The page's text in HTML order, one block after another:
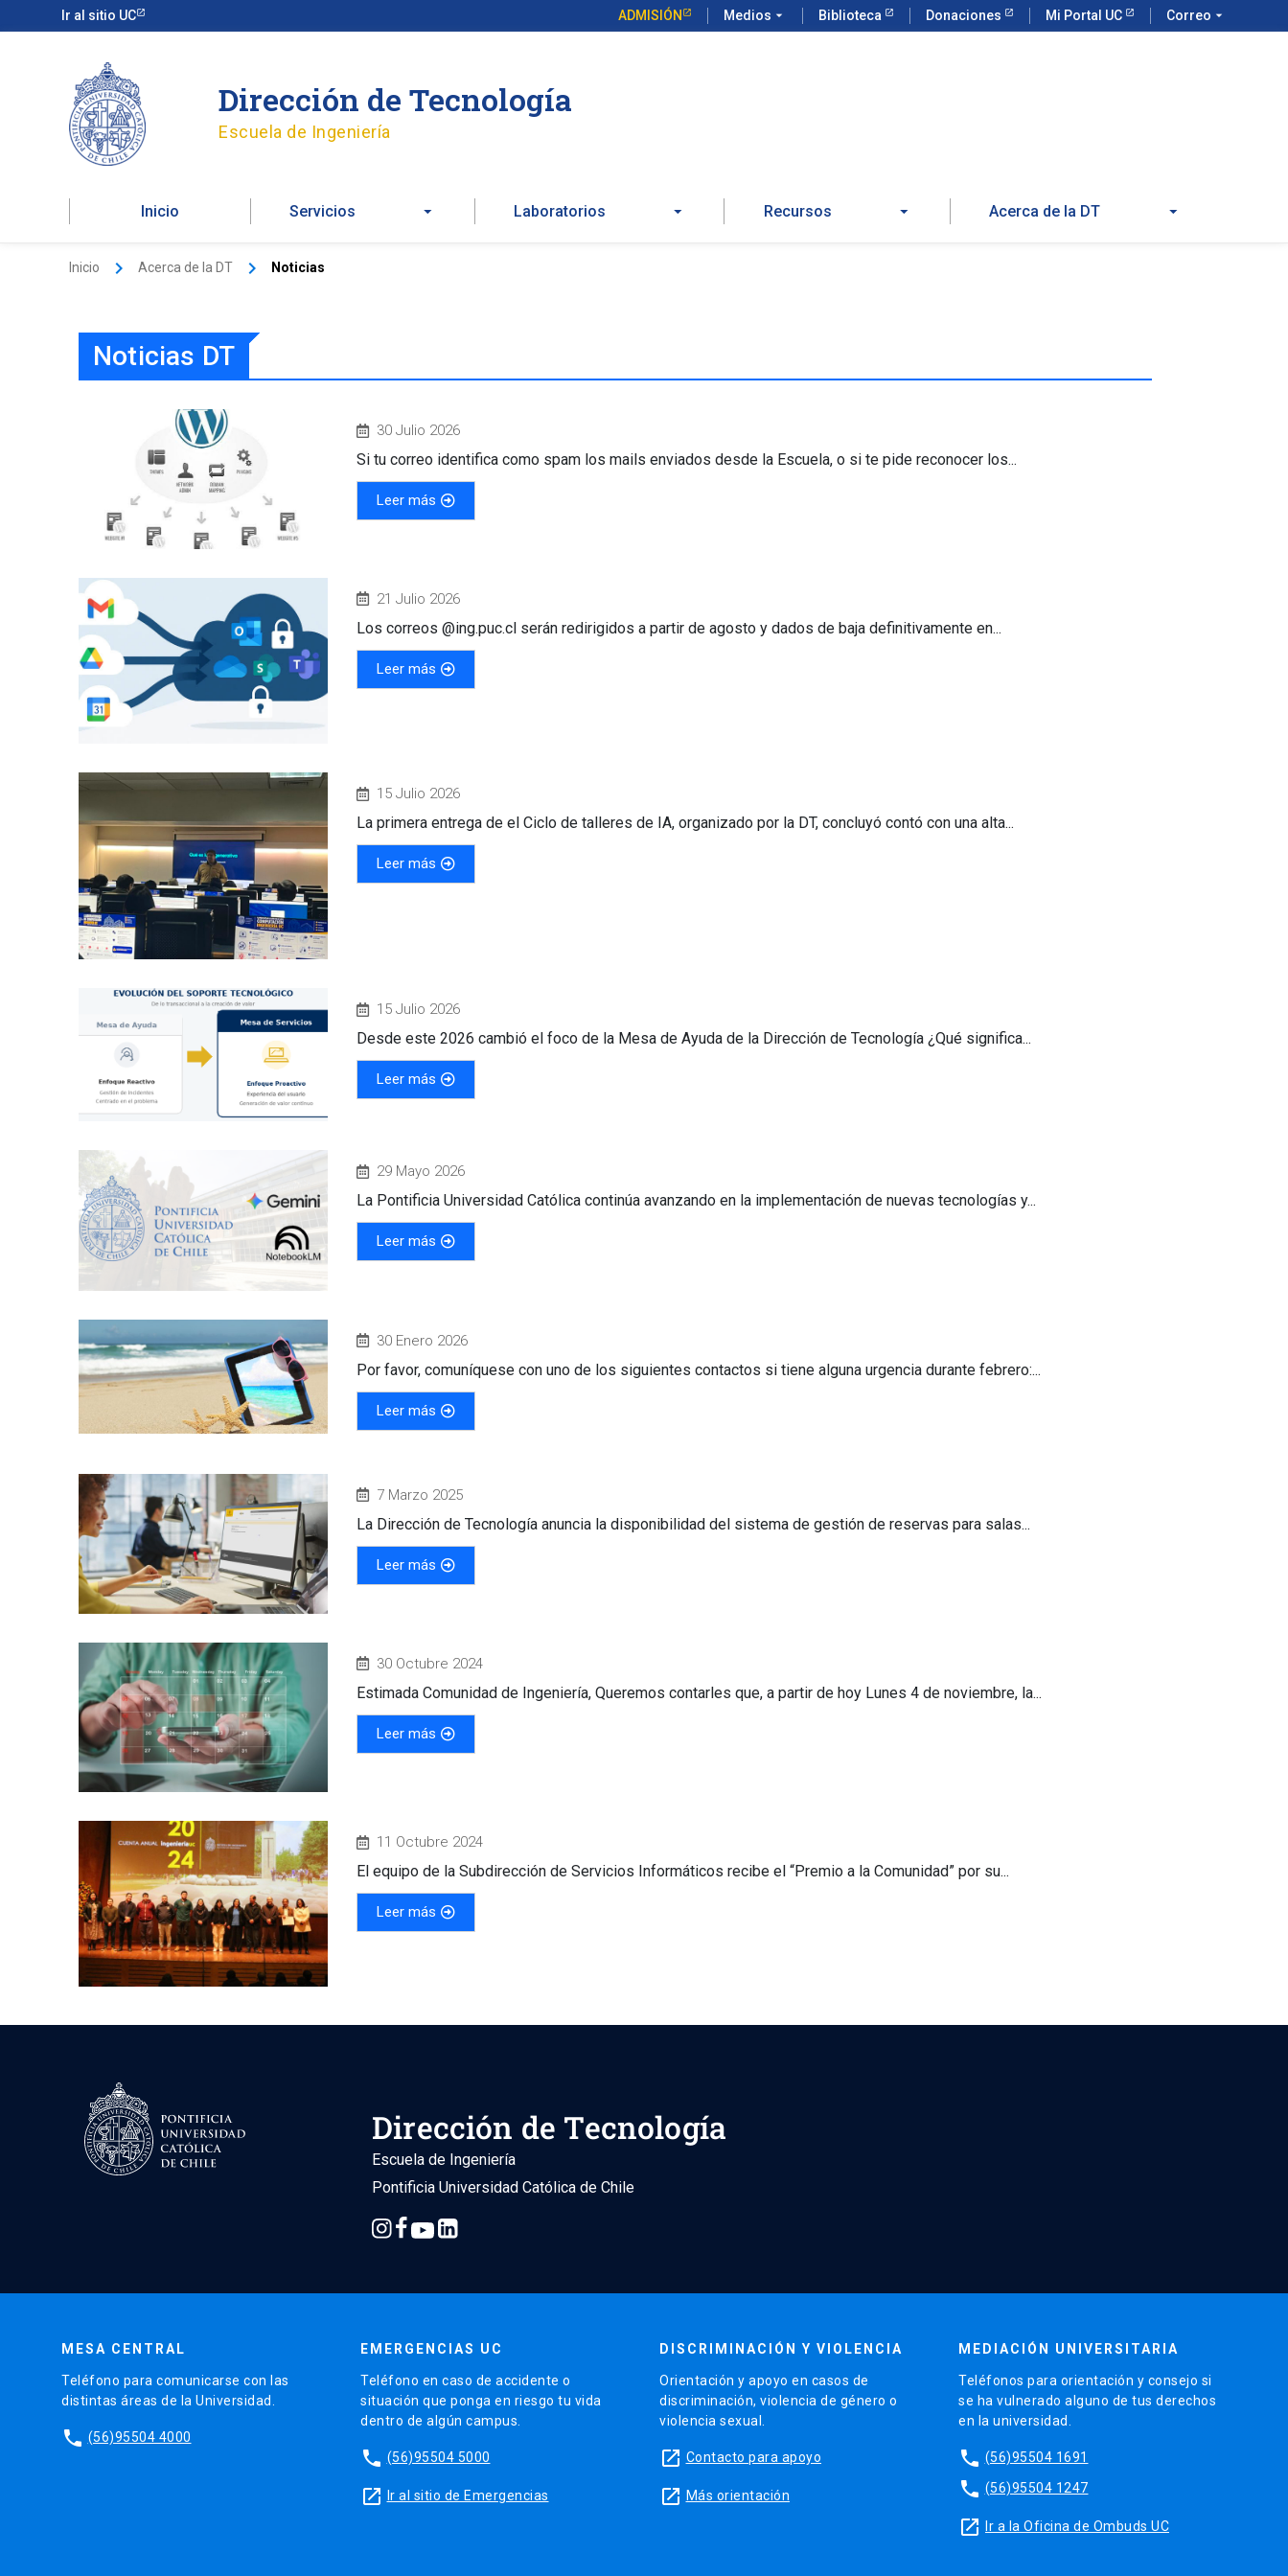
Ir al sitio UC ADMISIÓN Medios arrow_drop_down Biblioteca Donaciones Mi Portal UC Correo arrow_drop_down
al
Dirección de Tecnología
Escuela de Ingeniería
Inicio Servicios Laboratorios Recursos Acerca de la DT
Inicio Acerca de la DT Noticias
Noticias DT
30 Julio 2026
Si tu correo identifica como spam los mails enviados desde la Escuela, o si te pide reconocer los...
Leer más
21 Julio 2026
Los correos @ing.puc.cl serán redirigidos a partir de agosto y dados de baja definitivamente en...
Leer más
15 Julio 2026
La primera entrega de el Ciclo de talleres de IA, organizado por la DT, concluyó contó con una alta...
Leer más
15 Julio 2026
Desde este 2026 cambió el foco de la Mesa de Ayuda de la Dirección de Tecnología ¿Qué significa...
Leer más
29 Mayo 2026
La Pontificia Universidad Católica continúa avanzando en la implementación de nuevas tecnologías y...
Leer más
30 Enero 2026
Por favor, comuníquese con uno de los siguientes contactos si tiene alguna urgencia durante febrero:...
Leer más
7 Marzo 2025
La Dirección de Tecnología anuncia la disponibilidad del sistema de gestión de reservas para salas...
Leer más
30 Octubre 2024
Estimada Comunidad de Ingeniería, Queremos contarles que, a partir de hoy Lunes 4 de noviembre, la...
Leer más
11 Octubre 2024
El equipo de la Subdirección de Servicios Informáticos recibe el “Premio a la Comunidad” por su...
Leer más
Dirección de Tecnología
Escuela de Ingeniería
Pontificia Universidad Católica de Chile
MESA CENTRAL
Teléfono para comunicarse con las
distintas áreas de la Universidad.
phone (56)95504 4000
EMERGENCIAS UC
Teléfono en caso de accidente o
situación que ponga en riesgo tu vida
dentro de algún campus.
phone (56)95504 5000
launch Ir al sitio de Emergencias
DISCRIMINACIÓN Y VIOLENCIA
Orientación y apoyo en casos de
discriminación, violencia de género o
violencia sexual.
launch Contacto para apoyo
launch Más orientación
MEDIACIÓN UNIVERSITARIA
Teléfonos para orientación y consejo si
se ha vulnerado alguno de tus derechos
en la universidad.
phone (56)95504 1691
phone (56)95504 1247
launch Ir a la Oficina de Ombuds UC